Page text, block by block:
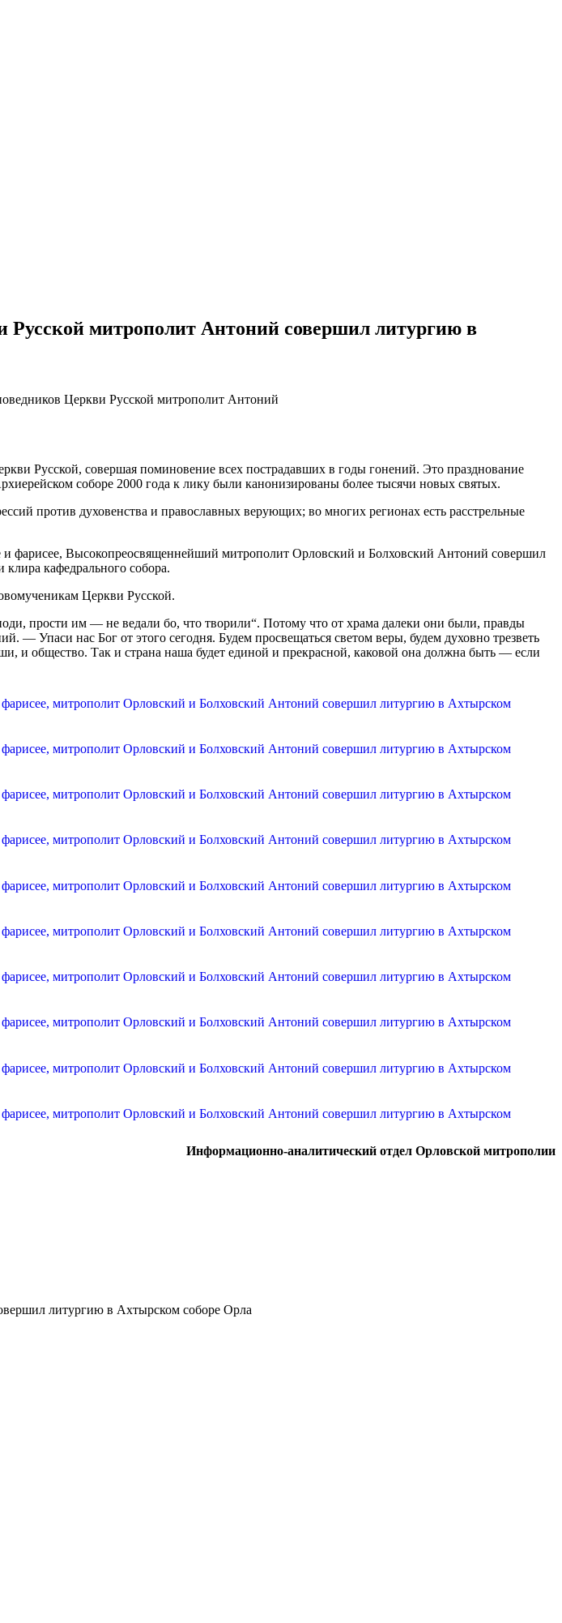
Русской митрополит Антоний совершил литургию в
Русской, совершая поминовение всех пострадавших в годы гонений. Это празднование
cоборе 2000 года к лику были канонизированы более тысячи новых святых.
против духовенства и православных верующих; во многих регионах есть расстрельные
фарисее, Высокопреосвященнейший митрополит Орловский и Болховский Антоний совершил
кафедрального собора.
Церкви Русской.
прости им — не ведали бо, что творили“. Потому что от храма далеки они были, правды
Упаси нас Бог от этого сегодня. Будем просвещаться светом веры, будем духовно трезветь
и общество. Так и страна наша будет единой и прекрасной, каковой она должна быть — если
Информационно-аналитический отдел Орловской митрополии
литургию в Ахтырском соборе Орла